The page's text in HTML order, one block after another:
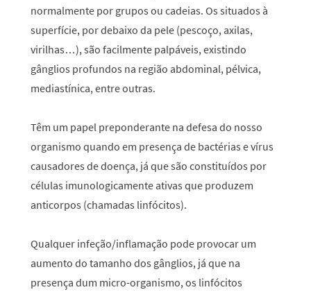
normalmente por grupos ou cadeias. Os situados à
superfície, por debaixo da pele (pescoço, axilas,
virilhas…), são facilmente palpáveis, existindo
gânglios profundos na região abdominal, pélvica,
mediastínica, entre outras.
Têm um papel preponderante na defesa do nosso
organismo quando em presença de bactérias e vírus
causadores de doença, já que são constituídos por
células imunologicamente ativas que produzem
anticorpos (chamadas linfócitos).
Qualquer infeção/inflamação pode provocar um
aumento do tamanho dos gânglios, já que na
presença dum micro-organismo, os linfócitos